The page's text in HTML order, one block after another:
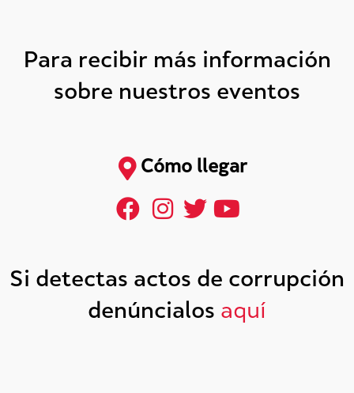
Para recibir más información
sobre nuestros eventos
Cómo llegar
Si detectas actos de corrupción
denúncialos aquí